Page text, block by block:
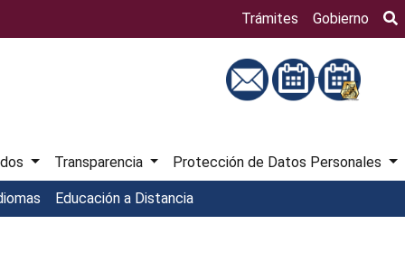
Trámites Gobierno
Transparencia Protección de Datos Personales
Educación a Distancia